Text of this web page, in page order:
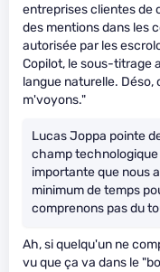
entreprises clientes de
des mentions dans les
autorisée par les
Copilot, le sous-titrage
langue naturelle. Déso,
m'voyons."
Lucas Joppa pointe
champ technologique
importante que nous
minimum de temps
comprenons pas du
Ah, si quelqu'un ne
vu que ça va dans le